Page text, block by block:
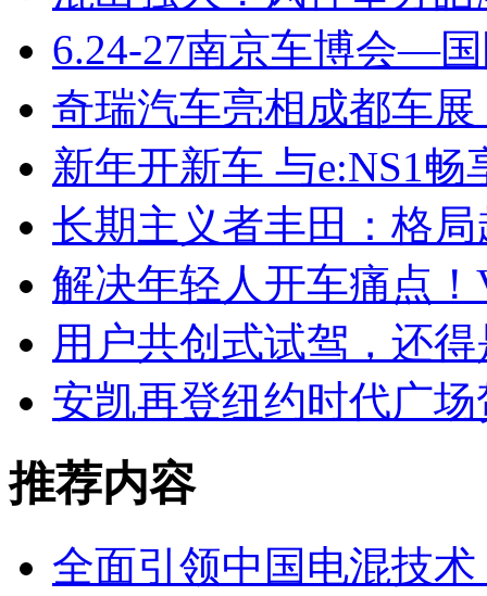
6.24-27南京车博会—
奇瑞汽车亮相成都车
新年开新车 与e:NS1畅
长期主义者丰田：格
解决年轻人开车痛点
用户共创式试驾，还得
安凯再登纽约时代广
推荐内容
全面引领中国电混技